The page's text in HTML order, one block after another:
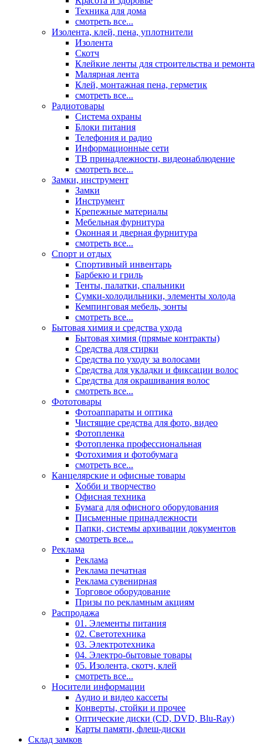
Техника для дома
смотреть все...
Изолента, клей, пена, уплотнители
Изолента
Скотч
Клейкие ленты для строительства и ремонта
Малярная лента
Клей, монтажная пена, герметик
смотреть все...
Радиотовары
Система охраны
Блоки питания
Телефония и радио
Информационные сети
ТВ принадлежности, видеонаблюдение
смотреть все...
Замки, инструмент
Замки
Инструмент
Крепежные материалы
Мебельная фурнитура
Оконная и дверная фурнитура
смотреть все...
Спорт и отдых
Спортивный инвентарь
Барбекю и гриль
Тенты, палатки, спальники
Сумки-холодильники, элементы холода
Кемпинговая мебель, зонты
смотреть все...
Бытовая химия и средства ухода
Бытовая химия (прямые контракты)
Средства для стирки
Средства по уходу за волосами
Средства для укладки и фиксации волос
Средства для окрашивания волос
смотреть все...
Фототовары
Фотоаппараты и оптика
Чистящие средства для фото, видео
Фотопленка
Фотопленка профессиональная
Фотохимия и фотобумага
смотреть все...
Канцелярские и офисные товары
Хобби и творчество
Офисная техника
Бумага для офисного оборудования
Письменные принадлежности
Папки, системы архивации документов
смотреть все...
Реклама
Реклама
Реклама печатная
Реклама сувенирная
Торговое оборудование
Призы по рекламным акциям
Распродажа
01. Элементы питания
02. Светотехника
03. Электротехника
04. Электро-бытовые товары
05. Изолента, скотч, клей
смотреть все...
Носители информации
Аудио и видео кассеты
Конверты, стойки и прочее
Оптические диски (CD, DVD, Blu-Ray)
Карты памяти, флеш-диски
Склад замков